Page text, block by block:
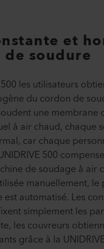
et
soudure
les utilisateurs
du cordon de
une membrane
à air chaud, chaque
car chaque
500
de soudage à air
manuellement, le
automatisé. Les
simplement les
les couvreurs
grâce à la